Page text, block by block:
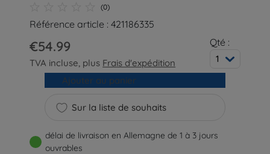
(0)
Référence article : 421186335
€54.99
TVA incluse, plus Frais d'expédition
Qté :
1
Sur la liste de souhaits
Ajouter au panier
délai de livraison en Allemagne de 1 à 3 jours
ouvrables